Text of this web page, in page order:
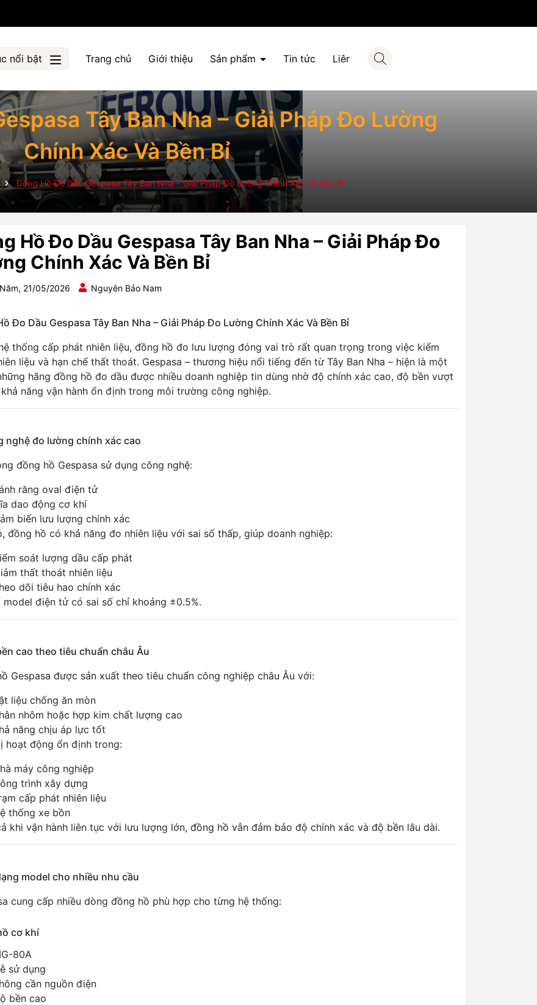
nổi bật Trang chủ Giới thiệu Sản phẩm Tin tức Liên hệ
Tây Ban Nha – Giải Pháp Đo Lường
Chính Xác Và Bền Bỉ
Đồng Hồ Đo Dầu Gespasa Tây Ban Nha – Giải Pháp Đo Lường Chính Xác Và Bền Bỉ
Hồ Đo Dầu Gespasa Tây Ban Nha – Giải Pháp Đo
Chính Xác Và Bền Bỉ
21/05/2026 Nguyên Bảo Nam
Đo Dầu Gespasa Tây Ban Nha – Giải Pháp Đo Lường Chính Xác Và Bền Bỉ
thống cấp phát nhiên liệu, đồng hồ đo lưu lượng đóng vai trò rất quan trọng trong việc kiểm
liệu và hạn chế thất thoát. Gespasa – thương hiệu nổi tiếng đến từ Tây Ban Nha – hiện là một
hãng đồng hồ đo dầu được nhiều doanh nghiệp tin dùng nhờ độ chính xác cao, độ bền vượt
năng vận hành ổn định trong môi trường công nghiệp.
nghệ đo lường chính xác cao
đồng hồ Gespasa sử dụng công nghệ:
răng oval điện tử
dao động cơ khí
biến lưu lượng chính xác
đồng hồ có khả năng đo nhiên liệu với sai số thấp, giúp doanh nghiệp:
soát lượng dầu cấp phát
thất thoát nhiên liệu
dõi tiêu hao chính xác
model điện tử có sai số chỉ khoảng ±0.5%.
cao theo tiêu chuẩn châu Âu
Gespasa được sản xuất theo tiêu chuẩn công nghiệp châu Âu với:
liệu chống ăn mòn
nhôm hoặc hợp kim chất lượng cao
năng chịu áp lực tốt
hoạt động ổn định trong:
máy công nghiệp
trình xây dựng
cấp phát nhiên liệu
thống xe bồn
khi vận hành liên tục với lưu lượng lớn, đồng hồ vẫn đảm bảo độ chính xác và độ bền lâu dài.
model cho nhiều nhu cầu
cung cấp nhiều dòng đồng hồ phù hợp cho từng hệ thống:
cơ khí
80A
sử dụng
cần nguồn điện
bền cao